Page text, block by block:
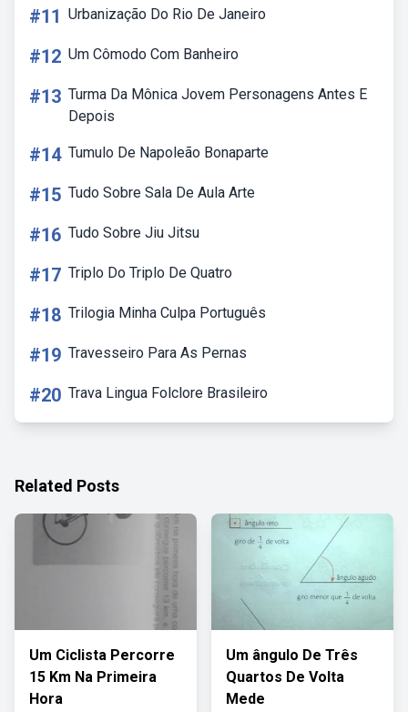
#11 Urbanização Do Rio De Janeiro
#12 Um Cômodo Com Banheiro
#13 Turma Da Mônica Jovem Personagens Antes E
Depois
#14 Tumulo De Napoleão Bonaparte
#15 Tudo Sobre Sala De Aula Arte
#16 Tudo Sobre Jiu Jitsu
#17 Triplo Do Triplo De Quatro
#18 Trilogia Minha Culpa Português
#19 Travesseiro Para As Pernas
#20 Trava Lingua Folclore Brasileiro
Related Posts
Um Ciclista Percorre
15 Km Na Primeira
Hora
Um ângulo De Três
Quartos De Volta
Mede